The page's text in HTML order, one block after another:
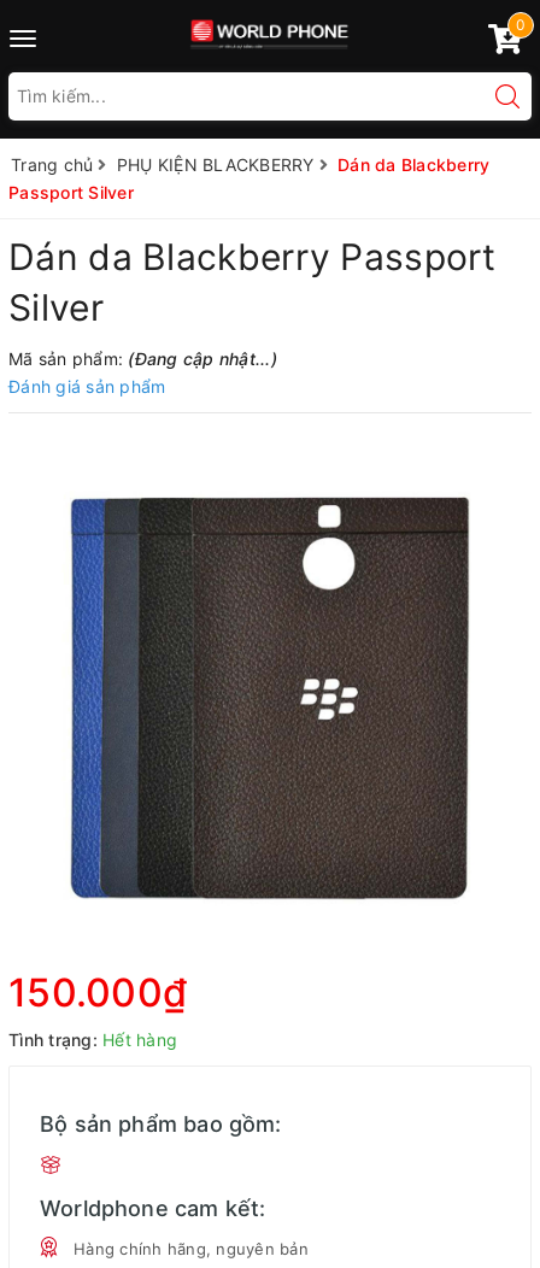
Toggle
0
Trang chủ PHỤ KIỆN BLACKBERRY
Dán da Blackberry
Passport Silver
Dán da Blackberry Passport
Silver
Mã sản phẩm: (Đang cập nhật...)
Đánh giá sản phẩm
150.000₫
Tình trạng: Hết hàng
Bộ sản phẩm bao gồm:
Worldphone cam kết:
Hàng chính hãng, nguyên bản